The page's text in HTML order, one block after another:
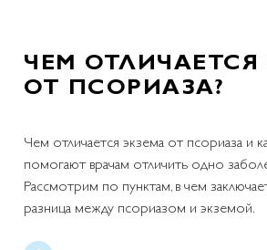
ЧЕМ ОТЛИЧАЕТСЯ
ОТ ПСОРИАЗА?
Чем отличается экзема от псориаза и
помогают врачам отличить одно
Рассмотрим по пунктам, в чем
разница между псориазом и экземой.